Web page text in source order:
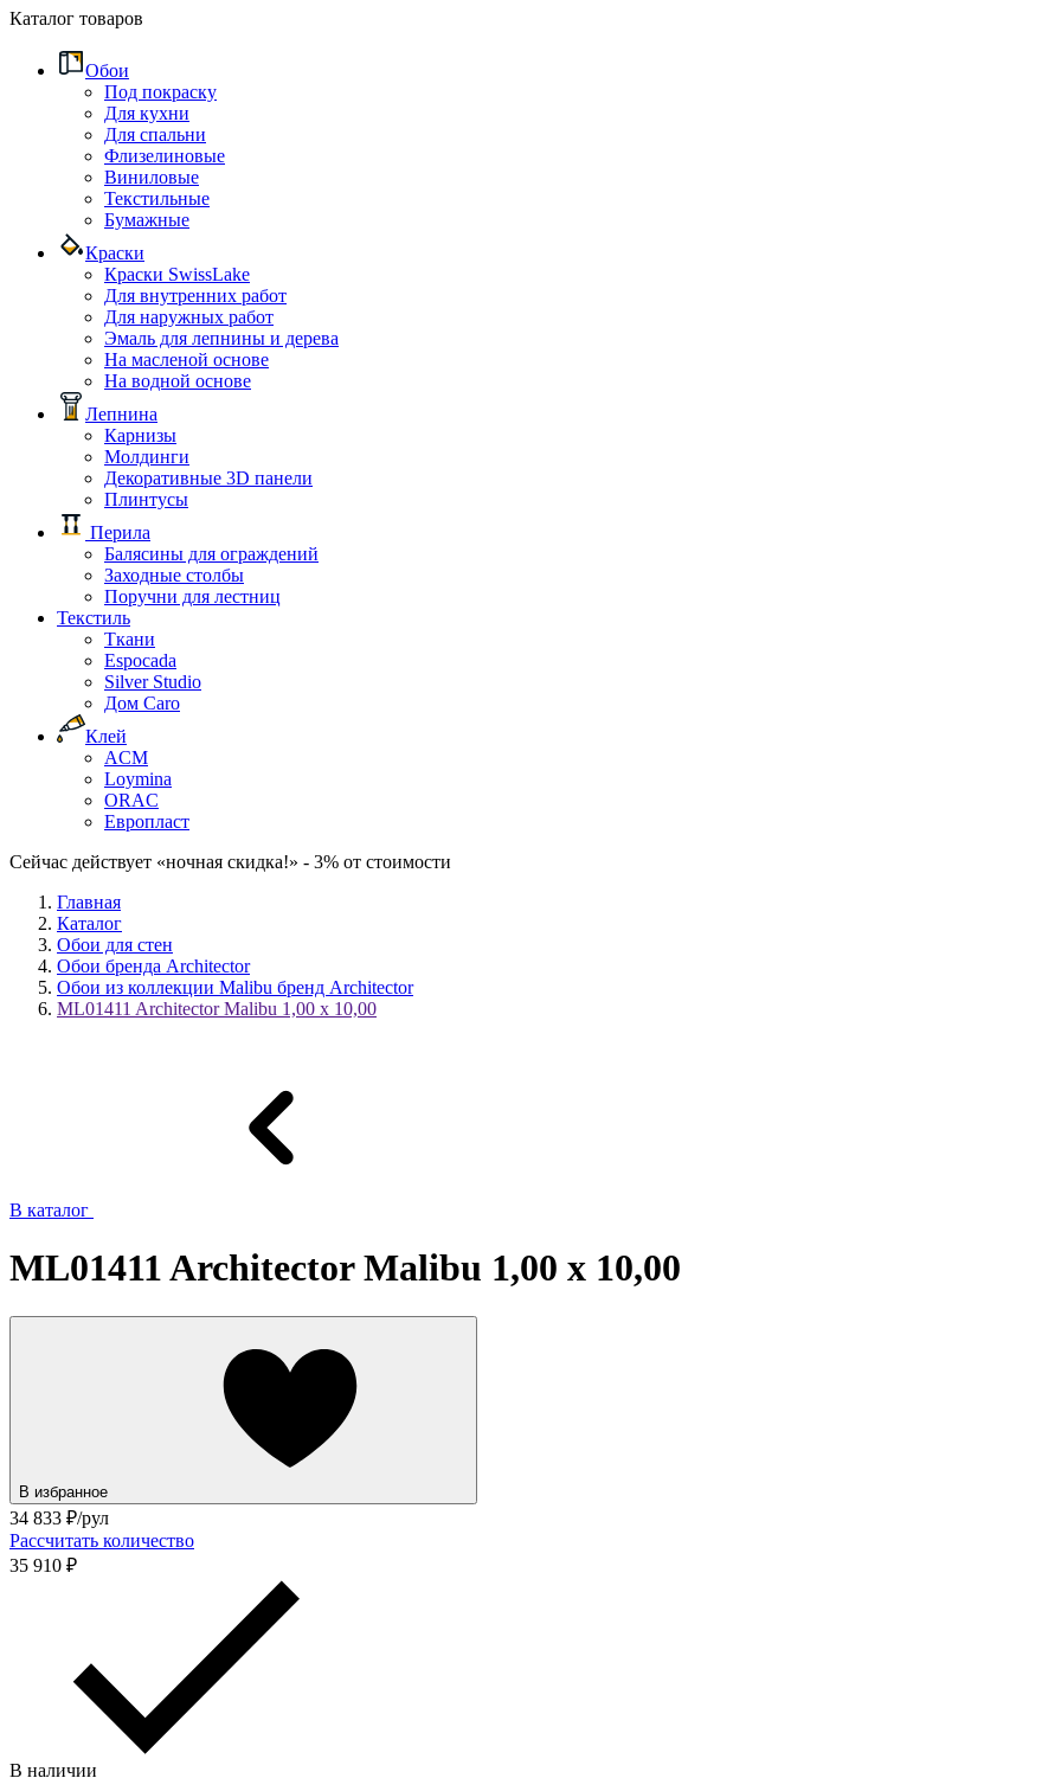
Каталог товаров
Обои
Под покраску
Для кухни
Для спальни
Флизелиновые
Виниловые
Текстильные
Бумажные
Краски
Краски SwissLake
Для внутренних работ
Для наружных работ
Эмаль для лепнины и дерева
На масленой основе
На водной основе
Лепнина
Карнизы
Молдинги
Декоративные 3D панели
Плинтусы
Перила
Балясины для ограждений
Заходные столбы
Поручни для лестниц
Текстиль
Ткани
Espocada
Silver Studio
Дом Caro
Клей
ACM
Loymina
ORAC
Европласт
Сейчас действует «ночная скидка!» - 3% от стоимости
Главная
Каталог
Обои для стен
Обои бренда Architector
Обои из коллекции Malibu бренд Architector
ML01411 Architector Malibu 1,00 х 10,00
В каталог
ML01411 Architector Malibu 1,00 х 10,00
В избранное
34 833 ₽/рул
Рассчитать количество
35 910 ₽
В наличии